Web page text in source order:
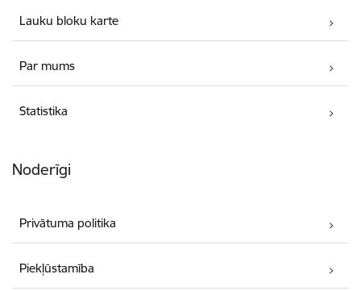
Lauku bloku karte
Par mums
Statistika
Noderīgi
Privātuma politika
Piekļūstamība